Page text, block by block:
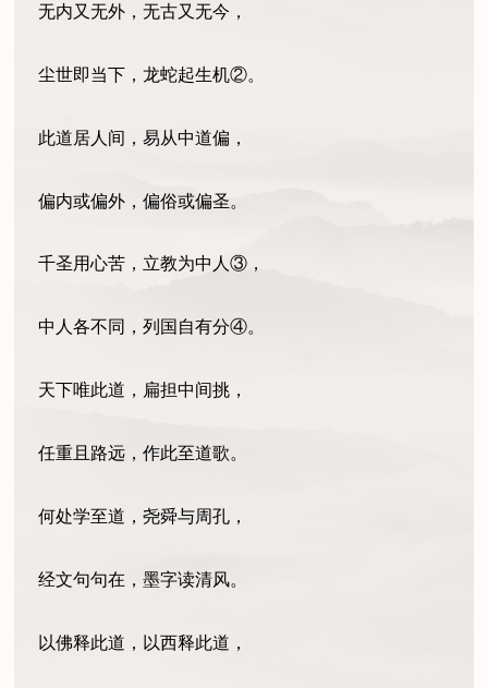
无内又无外，无古又无今，
尘世即当下，龙蛇起生机②。
此道居人间，易从中道偏，
偏内或偏外，偏俗或偏圣。
千圣用心苦，立教为中人③，
中人各不同，列国自有分④。
天下唯此道，扁担中间挑，
任重且路远，作此至道歌。
何处学至道，尧舜与周孔，
经文句句在，墨字读清风。
以佛释此道，以西释此道，